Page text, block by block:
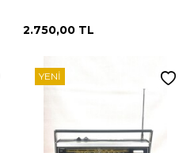
2.750,00 TL
YENI